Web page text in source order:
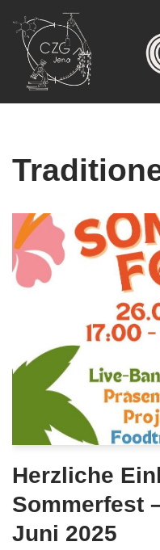
Zum
Inhalt
springen
Herzliche
Sommerfest
Juni 2025